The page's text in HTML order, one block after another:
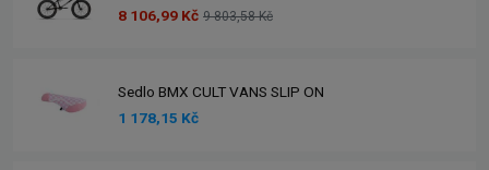
8 106,99 Kč 9 803,58 Kč
Sedlo BMX CULT VANS SLIP ON
1 178,15 Kč